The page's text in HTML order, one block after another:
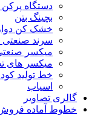
دستگاه پرکن
بچينگ بتن
خشک کن دوار
سرند صنعتی
میکسر
میکسر های
خط تولید کود MPK – کود کمپوست – اوره فسفات
اسیاب
گالری تصاویر
خطوط آماده